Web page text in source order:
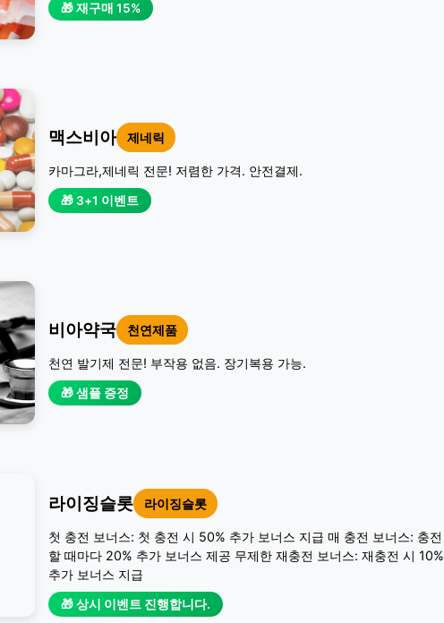
🎁 재구매 15%
맥스비아 제네릭
카마그라,제네릭 전문! 저렴한 가격. 안전결제.
🎁 3+1 이벤트
비아약국 천연제품
천연 발기제 전문! 부작용 없음. 장기복용 가능.
🎁 샘플 증정
라이징슬롯 라이징슬롯
첫 충전 보너스: 첫 충전 시 50% 추가 보너스 지급 매 충전 보너스: 충전
할 때마다 20% 추가 보너스 제공 무제한 재충전 보너스: 재충전 시 10%
추가 보너스 지급
🎁 상시 이벤트 진행합니다.